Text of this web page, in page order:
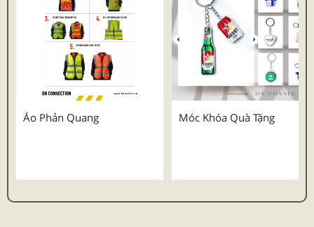
Áo Phản Quang Móc Khóa Quà Tặng